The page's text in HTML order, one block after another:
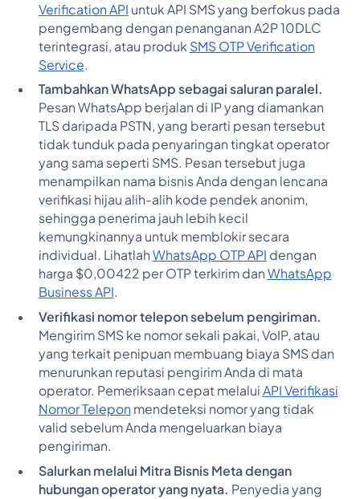
Verification API untuk API SMS yang berfokus pada
pengembang dengan penanganan A2P 10DLC
terintegrasi, atau produk SMS OTP Verification
Service.
Tambahkan WhatsApp sebagai saluran paralel.
Pesan WhatsApp berjalan di IP yang diamankan
TLS daripada PSTN, yang berarti pesan tersebut
tidak tunduk pada penyaringan tingkat operator
yang sama seperti SMS. Pesan tersebut juga
menampilkan nama bisnis Anda dengan lencana
verifikasi hijau alih-alih kode pendek anonim,
sehingga penerima jauh lebih kecil
kemungkinannya untuk memblokir secara
individual. Lihatlah WhatsApp OTP API dengan
harga $0,00422 per OTP terkirim dan WhatsApp
Business API.
Verifikasi nomor telepon sebelum pengiriman.
Mengirim SMS ke nomor sekali pakai, VoIP, atau
yang terkait penipuan membuang biaya SMS dan
menurunkan reputasi pengirim Anda di mata
operator. Pemeriksaan cepat melalui API Verifikasi
Nomor Telepon mendeteksi nomor yang tidak
valid sebelum Anda mengeluarkan biaya
pengiriman.
Salurkan melalui Mitra Bisnis Meta dengan
hubungan operator yang nyata. Penyedia yang